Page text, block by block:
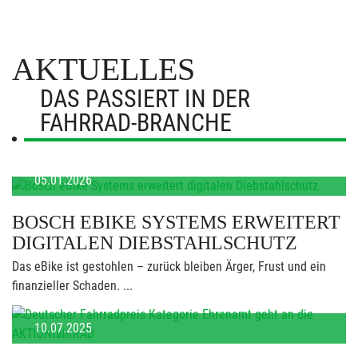
AKTUELLES
DAS PASSIERT IN DER
FAHRRAD-BRANCHE
05.01.2026
BOSCH EBIKE SYSTEMS ERWEITERT
DIGITALEN DIEBSTAHLSCHUTZ
Das eBike ist gestohlen – zurück bleiben Ärger, Frust und ein
finanzieller Schaden. ...
10.07.2025